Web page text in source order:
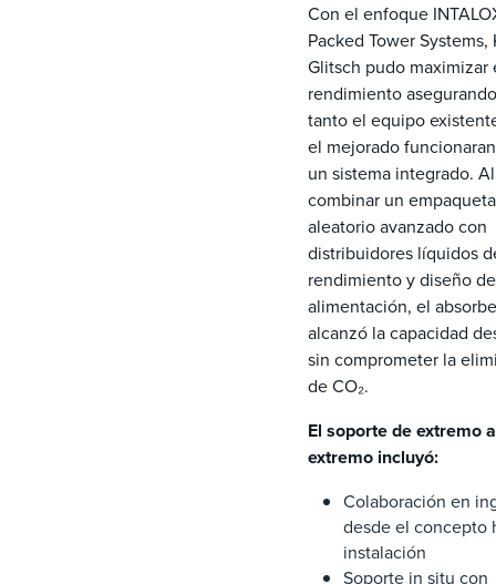
Con el enfoque
Packed Tower Systems,
Glitsch pudo maximizar
rendimiento
tanto el equipo
el mejorado
un sistema integrado. Al
combinar un
aleatorio avanzado con
distribuidores líquidos
rendimiento y diseño de
alimentación, el
alcanzó la capacidad
sin comprometer la
de CO₂.
El soporte de extremo a
extremo incluyó:
Colaboración en
desde el concepto
instalación
Soporte in situ con